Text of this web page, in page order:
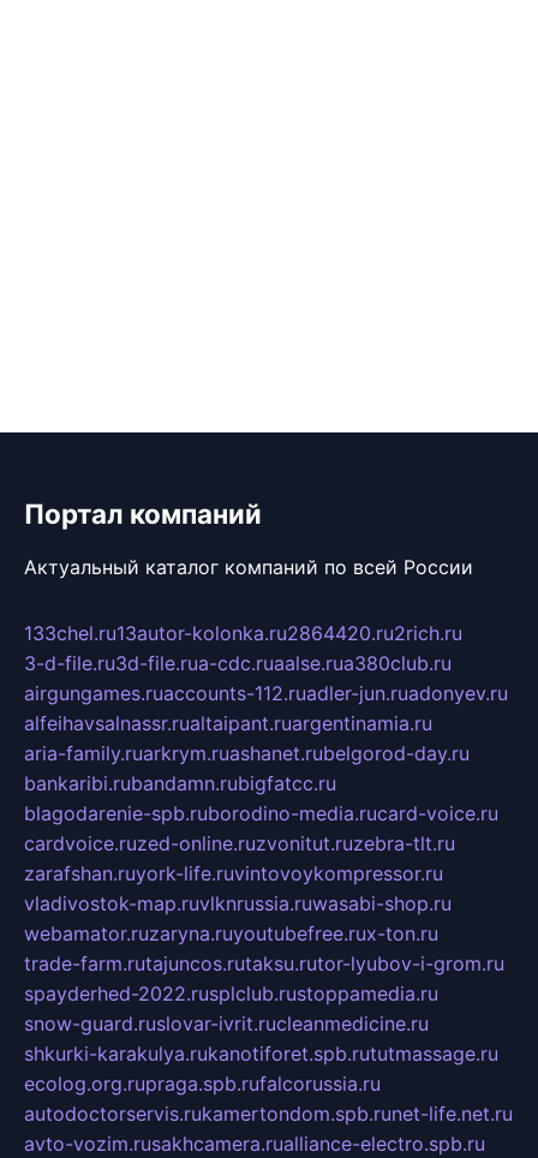
Портал компаний
Актуальный каталог компаний по всей России
133chel.ru13autor-kolonka.ru2864420.ru2rich.ru
3-d-file.ru3d-file.rua-cdc.ruaalse.rua380club.ru
airgungames.ruaccounts-112.ruadler-jun.ruadonyev.ru
alfeihavsalnassr.rualtaipant.ruargentinamia.ru
aria-family.ruarkrym.ruashanet.rubelgorod-day.ru
bankaribi.rubandamn.rubigfatcc.ru
blagodarenie-spb.ruborodino-media.rucard-voice.ru
cardvoice.ruzed-online.ruzvonitut.ruzebra-tlt.ru
zarafshan.ruyork-life.ruvintovoykompressor.ru
vladivostok-map.ruvlknrussia.ruwasabi-shop.ru
webamator.ruzaryna.ruyoutubefree.rux-ton.ru
trade-farm.rutajuncos.rutaksu.rutor-lyubov-i-grom.ru
spayderhed-2022.rusplclub.rustoppamedia.ru
snow-guard.ruslovar-ivrit.rucleanmedicine.ru
shkurki-karakulya.rukanotiforet.spb.rututmassage.ru
ecolog.org.rupraga.spb.rufalcorussia.ru
autodoctorservis.rukamertondom.spb.runet-life.net.ru
avto-vozim.rusakhcamera.rualliance-electro.spb.ru